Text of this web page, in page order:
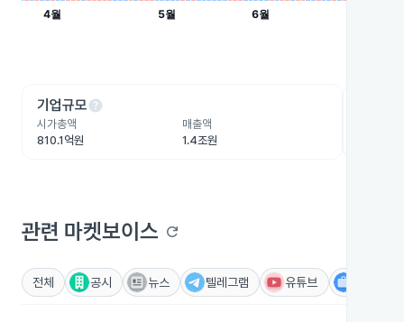
기업규모help
시가총액
810.1억원
매출액
1.4조원
관련 마켓보이스 refresh
전체 공시 뉴스 텔레그램 유튜브